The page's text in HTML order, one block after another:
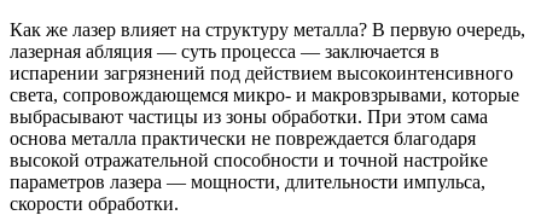
Как же лазер влияет на структуру металла? В первую очередь,
лазерная абляция — суть процесса — заключается в
испарении загрязнений под действием высокоинтенсивного
света, сопровождающемся микро- и макровзрывами, которые
выбрасывают частицы из зоны обработки. При этом сама
основа металла практически не повреждается благодаря
высокой отражательной способности и точной настройке
параметров лазера — мощности, длительности импульса,
скорости обработки.